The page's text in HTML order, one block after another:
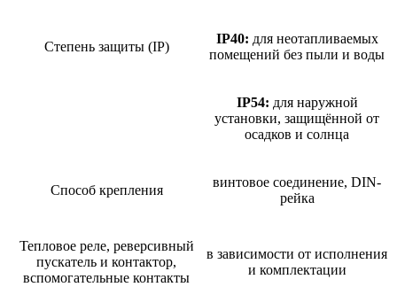
Степень защиты (IP)
IP40: для неотапливаемых
помещений без пыли и воды
IP54: для наружной
установки, защищённой от
осадков и солнца
Способ крепления
винтовое соединение, DIN-
рейка
Тепловое реле, реверсивный
пускатель и контактор,
вспомогательные контакты
в зависимости от исполнения
и комплектации